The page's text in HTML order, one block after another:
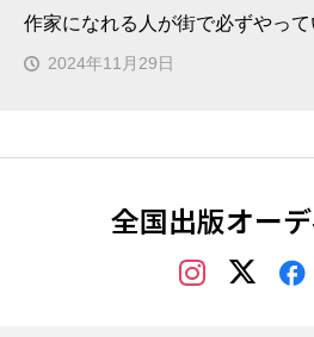
作家になれる人が街で必ずやって
2024年11月29日
全国出版オー